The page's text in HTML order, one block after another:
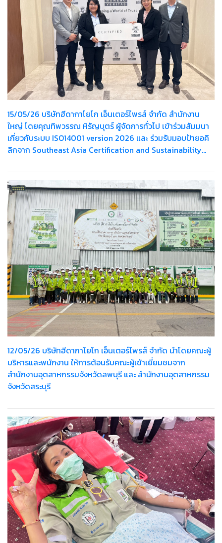
15/05/26 บริษัทฮีดากาโยโก เอ็นเตอร์ไพรส์ จำกัด สำนักงาน
ใหญ่ โดยคุณทิพวรรณ หิรัญบุตร์ ผู้จัดการทั่วไป เข้าร่วมสัมมนา
เกี่ยวกับระบบ ISO14001 version 2026 และ ร่วมรับมอบป้ายอคิ
ลิกจาก Southeast Asia Certification and Sustainability
12/05/26 บริษัทฮีดากาโยโก เอ็นเตอร์ไพรส์ จำกัด นำโดยคณะผู้
บริหารและพนักงาน ให้การต้อนรับคณะผู้เข้าเยี่ยมชมจาก
สำนักงานอุตสาหกรรมจังหวัดลพบุรี และ สำนักงานอุตสาหกรรม
จังหวัดสระบุรี